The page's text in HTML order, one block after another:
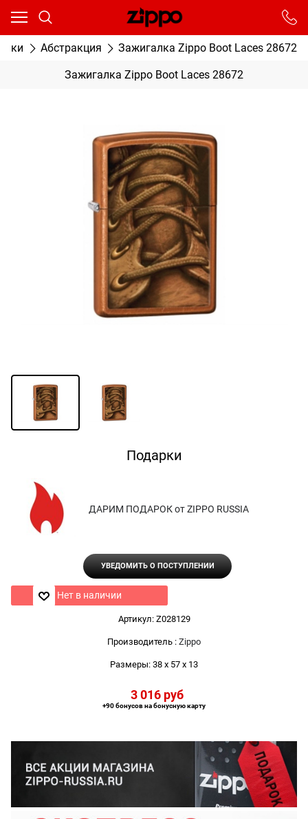
Абстракция Зажигалка Zippo Boot Laces 28672
Зажигалка Zippo Boot Laces 28672
Подарки
ДАРИМ ПОДАРОК от ZIPPO RUSSIA
УВЕДОМИТЬ О ПОСТУПЛЕНИИ
Нет в наличии
Артикул: Z028129
Производитель : Zippo
Размеры: 38 x 57 x 13
3 016 руб
+90 бонусов на бонусную карту
Ваш город - Москва,
От выбранного города зависят сроки доставки